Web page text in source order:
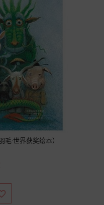
毛·世界获奖绘本）